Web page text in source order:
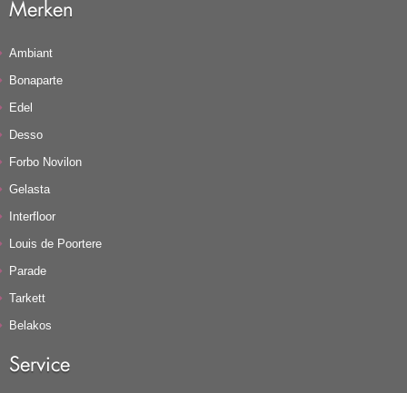
Merken
Ambiant
Bonaparte
Edel
Desso
Forbo Novilon
Gelasta
Interfloor
Louis de Poortere
Parade
Tarkett
Belakos
Service